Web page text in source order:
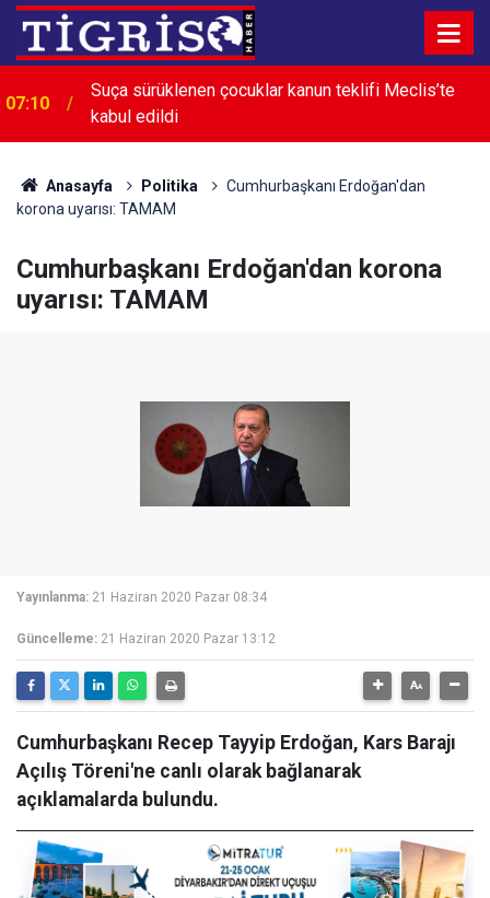
00:15 Ada Akyavuz’a özel cesaret madalyası
Anasayfa Politika
Cumhurbaşkanı Erdoğan'dan
korona uyarısı: TAMAM
Cumhurbaşkanı Erdoğan'dan korona
uyarısı: TAMAM
Yayınlanma: 21 Haziran 2020 Pazar 08:34
Güncelleme: 21 Haziran 2020 Pazar 13:12
Cumhurbaşkanı Recep Tayyip Erdoğan, Kars Barajı
Açılış Töreni'ne canlı olarak bağlanarak
açıklamalarda bulundu.